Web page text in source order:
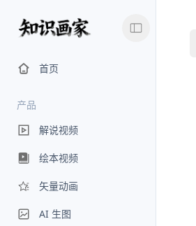
首页
产品
解说视频
绘本视频
矢量动画
AI 生图